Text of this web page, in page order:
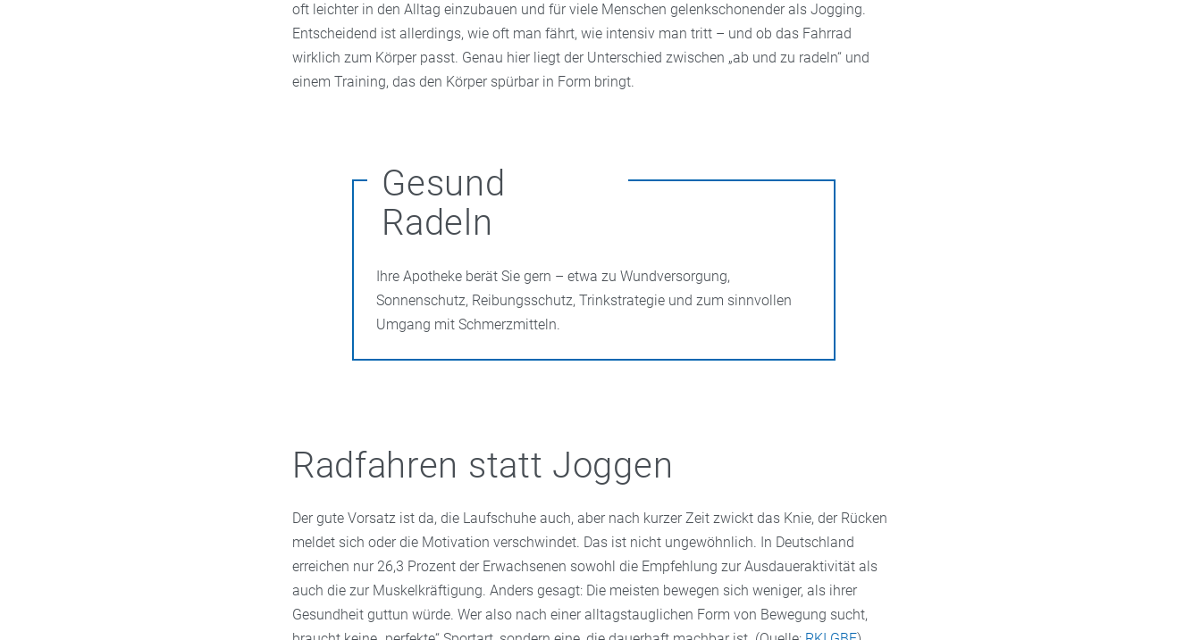
oft leichter in den Alltag einzubauen und für viele Menschen gelenkschonender als Jogging.
Entscheidend ist allerdings, wie oft man fährt, wie intensiv man tritt – und ob das Fahrrad
wirklich zum Körper passt. Genau hier liegt der Unterschied zwischen „ab und zu radeln“ und
einem Training, das den Körper spürbar in Form bringt.
Gesund
Radeln
Ihre Apotheke berät Sie gern – etwa zu Wundversorgung,
Sonnenschutz, Reibungsschutz, Trinkstrategie und zum sinnvollen
Umgang mit Schmerzmitteln.
Radfahren statt Joggen
Der gute Vorsatz ist da, die Laufschuhe auch, aber nach kurzer Zeit zwickt das Knie, der Rücken
meldet sich oder die Motivation verschwindet. Das ist nicht ungewöhnlich. In Deutschland
erreichen nur 26,3 Prozent der Erwachsenen sowohl die Empfehlung zur Ausdaueraktivität als
auch die zur Muskelkräftigung. Anders gesagt: Die meisten bewegen sich weniger, als ihrer
Gesundheit guttun würde. Wer also nach einer alltagstauglichen Form von Bewegung sucht,